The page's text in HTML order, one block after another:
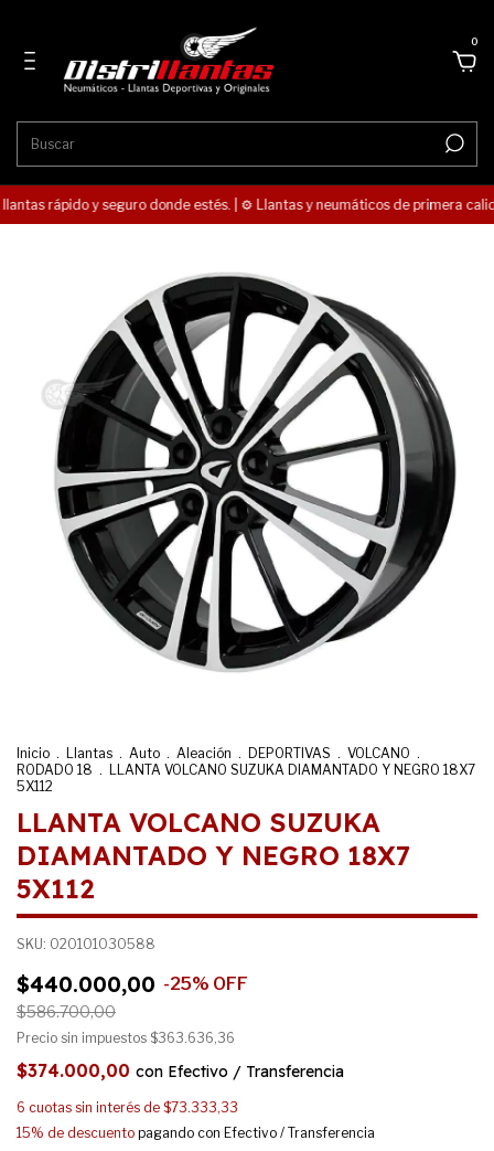
0
rápido y seguro donde estés. | ⚙️ Llantas y neumáticos de primera
Inicio . Llantas . Auto . Aleación . DEPORTIVAS . VOLCANO .
RODADO 18 . LLANTA VOLCANO SUZUKA DIAMANTADO Y NEGRO 18X7
5X112
LLANTA VOLCANO SUZUKA
DIAMANTADO Y NEGRO 18X7
5X112
SKU: 020101030588
$440.000,00 -25% OFF
$586.700,00
Precio sin impuestos $363.636,36
$374.000,00 con Efectivo / Transferencia
6 cuotas sin interés de $73.333,33
15% de descuento pagando con Efectivo / Transferencia